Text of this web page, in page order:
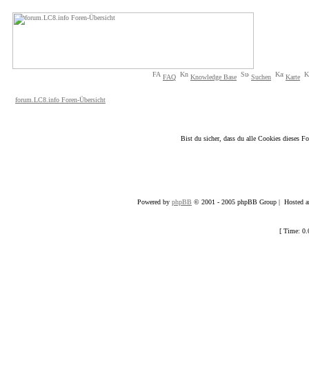
FAQ Knowledge Base Suchen Karte
forum.LC8.info Foren-Übersicht
Bist du sicher, dass du alle Cookies dieses
Powered by phpBB © 2001 - 2005 phpBB Group | Hosted
[ Time: